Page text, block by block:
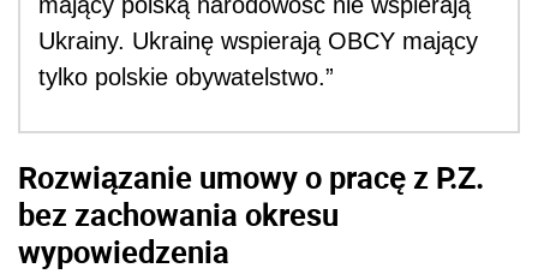
Ukrainy. Ukrainę wspierają OBCY mający
tylko polskie obywatelstwo.”
Rozwiązanie umowy o pracę z P.Z.
bez zachowania okresu
wypowiedzenia